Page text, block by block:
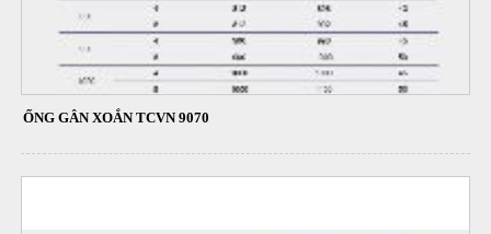
ỐNG GÂN XOẮN TCVN 9070